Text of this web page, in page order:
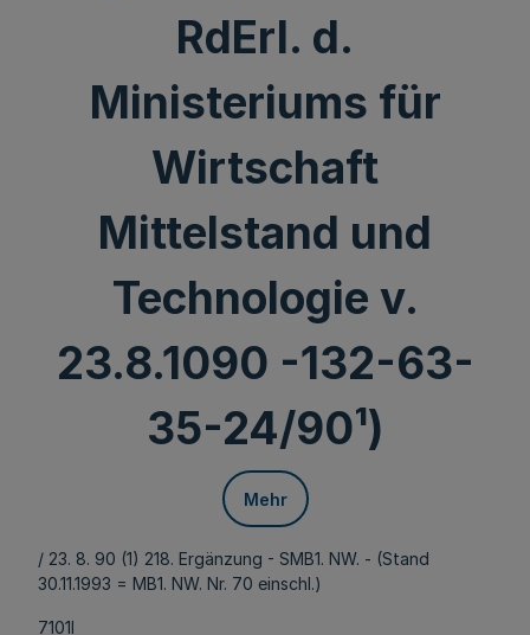
RdErl. d.
Ministeriums für
Wirtschaft
Mittelstand und
Technologie v.
23.8.1090 -132-63-
35-24/90¹)
Mehr
/ 23. 8. 90 (1) 218. Ergänzung - SMB1. NW. - (Stand
30.11.1993 = MB1. NW. Nr. 70 einschl.)
7101l